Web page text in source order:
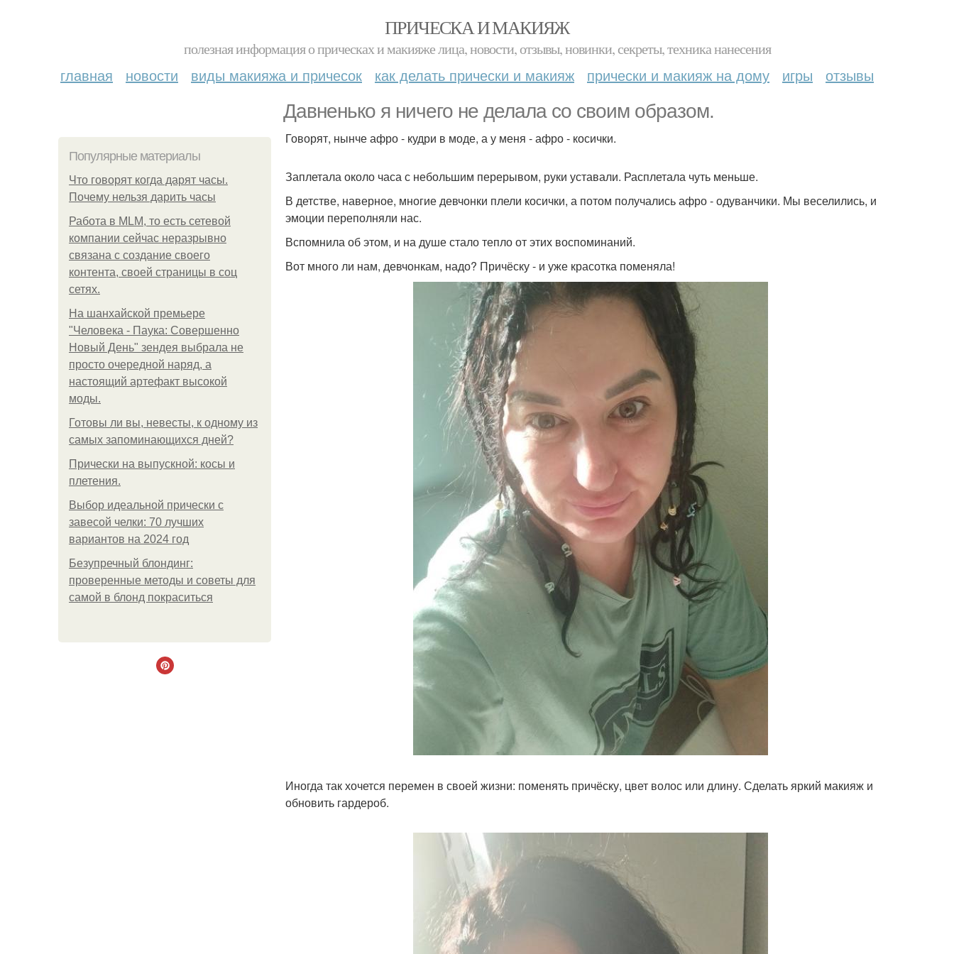
ПРИЧЕСКА И МАКИЯЖ
полезная информация о прическах и макияже лица, новости, отзывы, новинки, секреты, техника нанесения
главная новости виды макияжа и причесок как делать прически и макияж прически и макияж на дому игры отзывы
Давненько я ничего не делала со своим образом.
Популярные материалы
Что говорят когда дарят часы.
Почему нельзя дарить часы
Работа в MLM, то есть сетевой
компании сейчас неразрывно
связана с создание своего
контента, своей страницы в соц
сетях.
На шанхайской премьере
"Человека - Паука: Совершенно
Новый День" зендея выбрала не
просто очередной наряд, а
настоящий артефакт высокой
моды.
Готовы ли вы, невесты, к одному из
самых запоминающихся дней?
Прически на выпускной: косы и
плетения.
Выбор идеальной прически с
завесой челки: 70 лучших
вариантов на 2024 год
Безупречный блондинг:
проверенные методы и советы для
самой в блонд покраситься
Говорят, нынче афро - кудри в моде, а у меня - афро - косички.
Заплетала около часа с небольшим перерывом, руки уставали. Расплетала чуть меньше.
В детстве, наверное, многие девчонки плели косички, а потом получались афро - одуванчики. Мы веселились, и
эмоции переполняли нас.
Вспомнила об этом, и на душе стало тепло от этих воспоминаний.
Вот много ли нам, девчонкам, надо? Причёску - и уже красотка поменяла!
Иногда так хочется перемен в своей жизни: поменять причёску, цвет волос или длину. Сделать яркий макияж и
обновить гардероб.